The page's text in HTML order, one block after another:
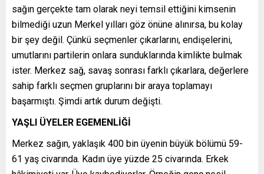
sağın gerçekte tam olarak neyi temsil ettiğini kimsenin
bilmediği uzun Merkel yılları göz önüne alınırsa, bu kolay
bir şey değil. Çünkü seçmenler çıkarlarını, endişelerini,
umutlarını partilerin onlara sunduklarında kimlikte bulmak
ister. Merkez sağ, savaş sonrası farklı çıkarlara, değerlere
sahip farklı seçmen gruplarını bir araya toplamayı
başarmıştı. Şimdi artık durum değişti.
YAŞLI ÜYELER EGEMENLİĞİ
Merkez sağın, yaklaşık 400 bin üyenin büyük bölümü 59-
61 yaş civarında. Kadın üye yüzde 25 civarında. Erkek